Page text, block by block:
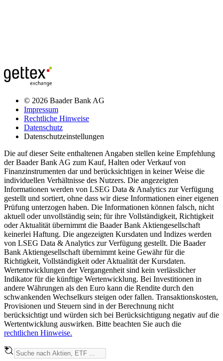
© 2026 Baader Bank AG
Impressum
Rechtliche Hinweise
Datenschutz
Datenschutzeinstellungen
Die auf dieser Seite enthaltenen Angaben stellen keine Empfehlung
der Baader Bank AG zum Kauf, Halten oder Verkauf von
Finanzinstrumenten dar und berücksichtigen in keiner Weise die
individuellen Verhältnisse des Nutzers. Die angezeigten
Informationen werden von LSEG Data & Analytics zur Verfügung
gestellt und sortiert, ohne dass wir diese Informationen einer eigenen
Prüfung unterzogen haben. Die Informationen können falsch, nicht
aktuell oder unvollständig sein; für ihre Vollständigkeit, Richtigkeit
oder Aktualität übernimmt die Baader Bank Aktiengesellschaft
keinerlei Haftung. Die angezeigten Kursdaten und Indizes werden
von LSEG Data & Analytics zur Verfügung gestellt. Die Baader
Bank Aktiengesellschaft übernimmt keine Gewähr für die
Richtigkeit, Vollständigkeit oder Aktualität der Kursdaten.
Wertentwicklungen der Vergangenheit sind kein verlässlicher
Indikator für die künftige Wertenwicklung. Bei Investitionen in
andere Währungen als den Euro kann die Rendite durch den
schwankenden Wechselkurs steigen oder fallen. Transaktionskosten,
Provisionen und Steuern sind in der Berechnung nicht
berücksichtigt und würden sich bei Berücksichtigung negativ auf die
Wertentwicklung auswirken. Bitte beachten Sie auch die
rechtlichen Hinweise.